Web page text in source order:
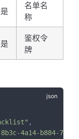
是
名单名
称
是
鉴权令
牌
,
4a14-b884-